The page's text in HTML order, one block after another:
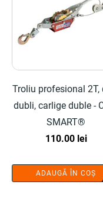
Troliu profesional 2T,
dubli, carlige duble -
SMART®
110.00 lei
ADAUGĂ ÎN COȘ